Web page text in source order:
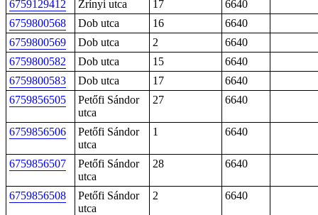
6759129412
Zrínyi utca 17
6640
6759800568
Dob utca 16
6640
6759800569
Dob utca 2
6640
6759800582
Dob utca 15
6640
6759800583
Dob utca 17
6640
6759856505
Petőfi Sándor
utca
27 6640
6759856506
Petőfi Sándor
utca
1 6640
6759856507
Petőfi Sándor
utca
28 6640
6759856508
Petőfi Sándor
utca
2 6640